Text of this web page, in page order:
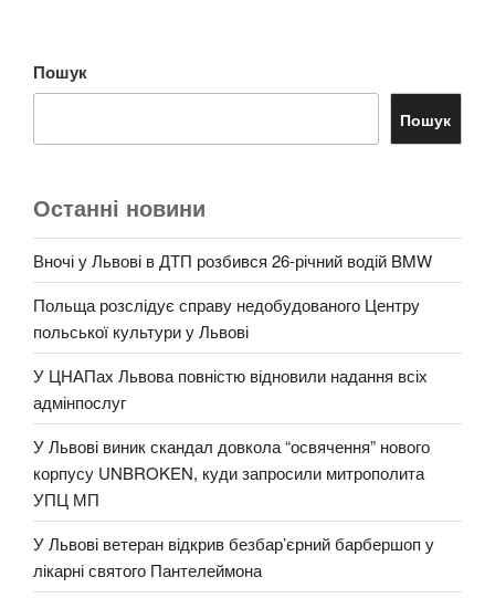
Пошук
Пошук
Останні новини
Вночі у Львові в ДТП розбився 26-річний водій BMW
Польща розслідує справу недобудованого Центру
польської культури у Львові
У ЦНАПах Львова повністю відновили надання всіх
адмінпослуг
У Львові виник скандал довкола “освячення” нового
корпусу UNBROKEN, куди запросили митрополита
УПЦ МП
У Львові ветеран відкрив безбар’єрний барбершоп у
лікарні святого Пантелеймона